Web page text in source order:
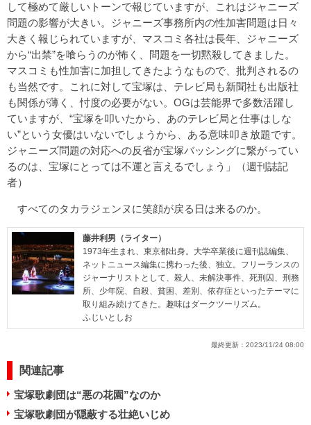
して極めて厳しいトーンで報じていますが、これはジャニーズ
問題の影響が大きい。ジャニーズ事務所内の性加害問題は日々
大きく報じられていますが、マスコミ各社は長年、ジャニーズ
から“出禁”を喰らうのが怖く、問題を一切黙殺してきました。
マスコミも性加害に加担してきたようなもので、批判されるの
も当然です。これに対して宝塚は、テレビ局も新聞社も出版社
も関係が薄く、忖度の必要がない。OGは芸能界で多数活躍し
ていますが、“宝塚を叩いたから、あのテレビ局と仕事はしな
い”という女優はいないでしょうから、ある意味叩き放題です。
ジャニーズ問題の対応への反省が宝塚バッシングに繋がってい
るのは、宝塚にとっては不運と言えるでしょう」（週刊誌記
者）
すべてのタカラジェンヌに笑顔が戻る日は来るのか。
藤井利男（ライター）
1973年生まれ、東京都出身。大学卒業後に週刊誌編集、
ネットニュース編集に携わった後、独立。フリーランスの
ジャーナリストとして、殺人、未解決事件、死刑囚、刑務
所、少年院、自殺、貧困、差別、依存症といったテーマに
取り組み続けてきた。趣味はダークツーリズム。
ふじいとしお
最終更新： 2023/11/24 08:00
関連記事
宝塚歌劇団は“悪の花園”なのか
宝塚歌劇団が隠蔽する壮絶いじめ